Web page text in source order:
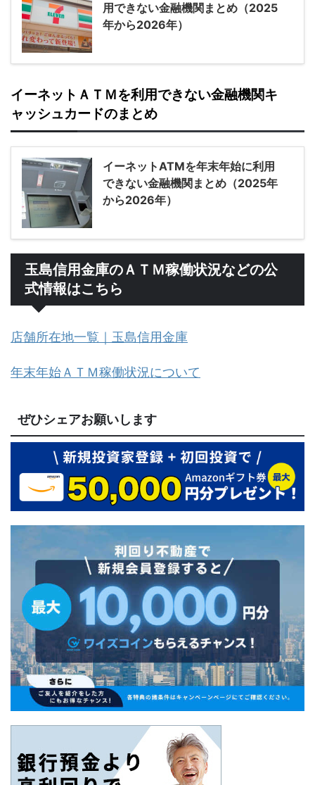
用できない金融機関まとめ（2025
年から2026年）
イーネットＡＴＭを利用できない金融機関キ
ャッシュカードのまとめ
イーネットATMを年末年始に利用
できない金融機関まとめ（2025年
から2026年）
玉島信用金庫のＡＴＭ稼働状況などの公
式情報はこちら
店舗所在地一覧｜玉島信用金庫
年末年始ＡＴＭ稼働状況について
ぜひシェアお願いします